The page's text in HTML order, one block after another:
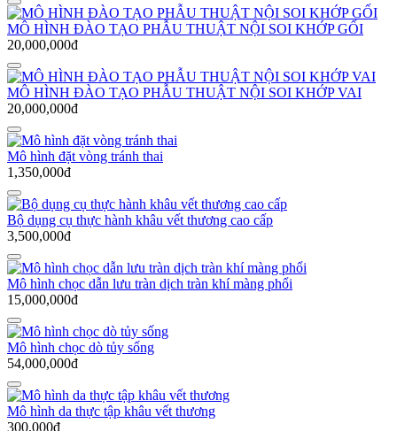
MÔ HÌNH ĐÀO TẠO PHẪU THUẬT NỘI SOI KHỚP GỐI
20,000,000đ
MÔ HÌNH ĐÀO TẠO PHẪU THUẬT NỘI SOI KHỚP VAI
20,000,000đ
Mô hình đặt vòng tránh thai
1,350,000đ
Bộ dụng cụ thực hành khâu vết thương cao cấp
3,500,000đ
Mô hình chọc dẫn lưu tràn dịch tràn khí màng phổi
15,000,000đ
Mô hình chọc dò tủy sống
54,000,000đ
Mô hình da thực tập khâu vết thương
300,000đ